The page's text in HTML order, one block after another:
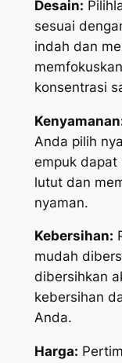
Desain:
sesuai
indah dan
konsentrasi
Anda pilih
empuk dapat
lutut dan
nyaman.
Kebersihan:
mudah
dibersihkan
kebersihan
Anda.
Harga: